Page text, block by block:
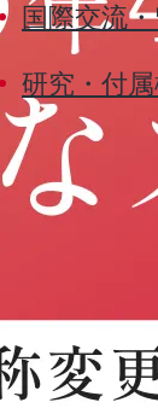
国際交流
研究・付